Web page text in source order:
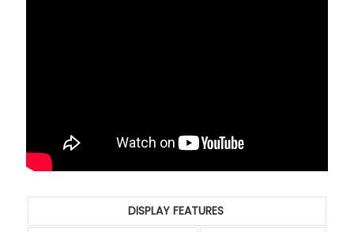
DISPLAY FEATURES